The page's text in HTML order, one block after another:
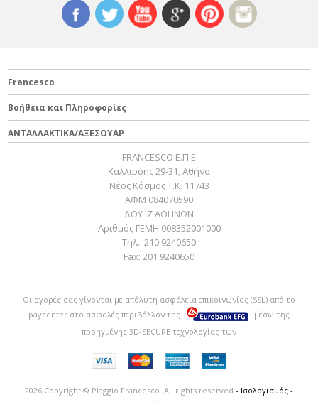
Francesco
Βοήθεια και Πληροφορίες
ΑΝΤΑΛΛΑΚΤΙΚΑ/ΑΞΕΣΟΥΑΡ
FRANCESCO Ε.Π.Ε
Καλλιρόης 29-31, Αθήνα
Νέος Κόσμος Τ.Κ. 11743
ΑΦΜ 084070590
ΔΟΥ ΙΖ ΑΘΗΝΩΝ
Αριθμός ΓΕΜΗ 008352001000
Τηλ.: 210 9240650
Fax: 201 9240650
Οι αγορές σας γίνονται με απόλυτη ασφάλεια επικοινωνίας (SSL) από το
paycenter στο ασφαλές περιβάλλον της
μέσω της
προηγμένης 3D-SECURE τεχνολογίας των
2026 Copyright © Piaggio Francesco. All rights reserved - Ισολογισμός -